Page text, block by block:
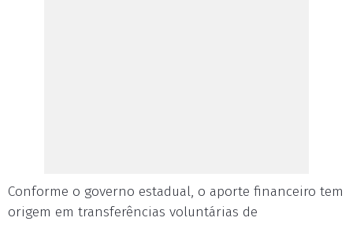
Conforme o governo estadual, o aporte financeiro tem
origem em transferências voluntárias de